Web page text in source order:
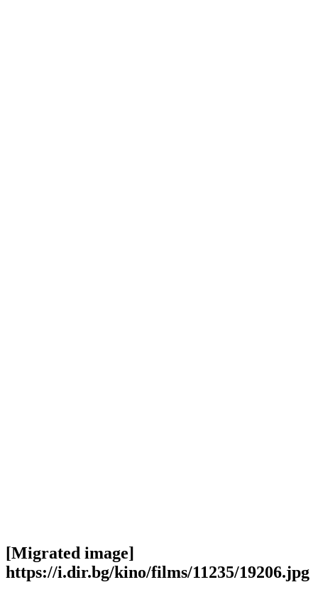
[Migrated image]
https://i.dir.bg/kino/films/11235/19206.jpg